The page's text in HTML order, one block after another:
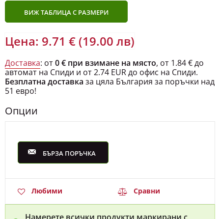
ВИЖ ТАБЛИЦА С РАЗМЕРИ
Цена: 9.71 € (19.00 лв)
Доставка: от0 € при взимане на място, от 1.84 € до
автомат на Спиди и от 2.74 EUR до офис на Спиди.
Безплатна доставка за цяла България за поръчки над
51 евро!
Опции
БЪРЗА ПОРЪЧКА
Любими Сравни